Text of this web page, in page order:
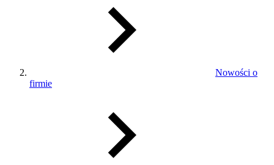
Nowości o
firmie